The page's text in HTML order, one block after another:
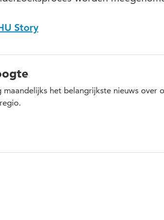
Story
het belangrijkste nieuws over